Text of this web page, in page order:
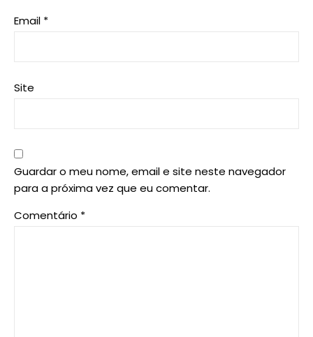
Email *
Site
Guardar o meu nome, email e site neste navegador
para a próxima vez que eu comentar.
Comentário *